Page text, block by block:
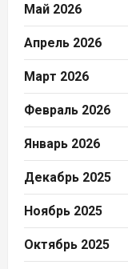
Май 2026
Апрель 2026
Март 2026
Февраль 2026
Январь 2026
Декабрь 2025
Ноябрь 2025
Октябрь 2025